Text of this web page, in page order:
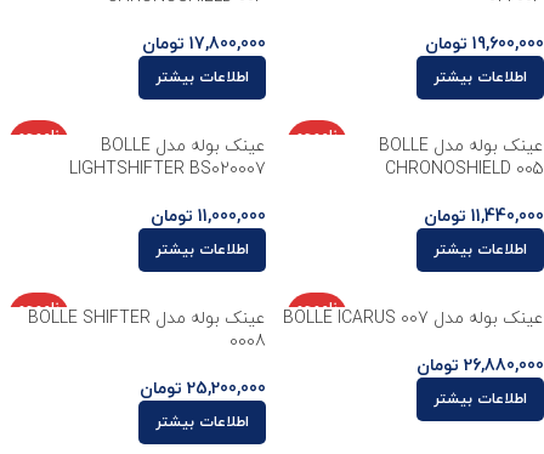
19,600,000 تومان
اطلاعات بیشتر
17,800,000 تومان
اطلاعات بیشتر
ناموجو
عینک بوله مدل BOLLE
CHRONOSHIELD 005
11,440,000 تومان
اطلاعات بیشتر
ناموجو
عینک بوله مدل BOLLE
LIGHTSHIFTER BS020007
11,000,000 تومان
اطلاعات بیشتر
ناموجو
د
عینک بوله مدل BOLLE ICARUS 007
26,880,000 تومان
اطلاعات بیشتر
ناموجو
د
عینک بوله مدل BOLLE SHIFTER
0008
25,200,000 تومان
اطلاعات بیشتر